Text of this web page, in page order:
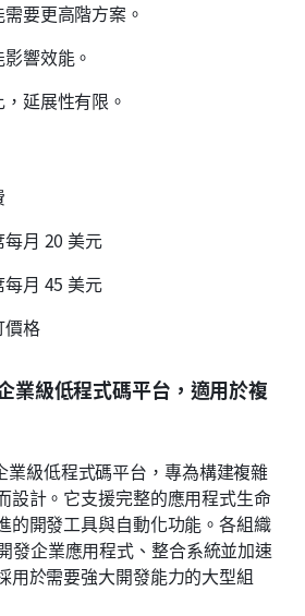
要更高階方案。
響效能。
延展性有限。
月 20 美元
月 45 美元
價格
級低程式碼平台，適用於複
級低程式碼平台，專為構建複雜
設計。它支援完整的應用程式生命
的開發工具與自動化功能。各組織
發企業應用程式、整合系統並加速
用於需要強大開發能力的大型組